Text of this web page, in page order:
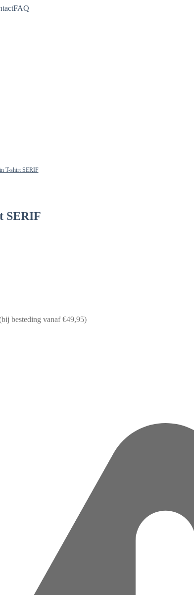
FAQ
T-shirt SERIF
SERIF
besteding vanaf €49,95)